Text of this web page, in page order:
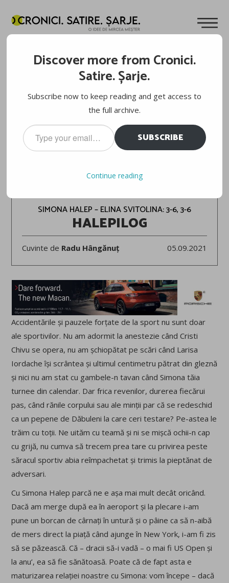
SIMONA HALEP – ELINA SVITOLINA: 3-6, 3-6
HALEPILOG
Cuvinte de Radu Hângănuț 05.09.2021
Accidentările și pauzele forțate de la sport nu sunt doar
ale sportivilor. Nu am adormit la anestezie când Cristi
Chivu se opera, nu am șchiopătat pe scări când Larisa
Iordache își scrântea și ultimul centimetru pătrat din gleznă
și nici nu am stat cu gambele-n tavan când Simona tăia
turnee din calendar. Dar frica revenilor, durerea fiecărui
pas, când rănile corpului sau ale minții par că se redeschid
ca un pepene de Dăbuleni la care ceri testare? Pe-astea le
trăim cu toții. Ne uităm cu teamă și ni se mișcă ochii-n cap
cu grijă, nu cumva să trecem prea tare cu privirea peste
săracul sportiv abia reîmpachetat și trimis la pieptănat de
adversari.
Cu Simona Halep parcă ne e așa mai mult decât oricând.
Dacă am merge după ea în aeroport și la plecare i-am
pune un borcan de cârnați în untură și o pâine ca să n-aibă
de mers direct la piață când ajunge în New York, i-am fi zis
să se păzească. Că – dracii să-i vadă – o mai fi US Open și
la anu’, ea să fie sănătoasă. Poate că de fapt asta e
maturizarea relației noastre cu Simona: vom începe – dacă
Discover more from Cronici.
Satire. Șarje.
Subscribe now to keep reading and get access to
the full archive.
Type
your
email…
SUBSCRIBE
Continue reading